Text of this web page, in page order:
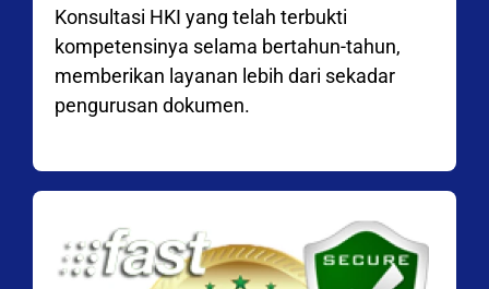
Konsultasi HKI yang telah terbukti
kompetensinya selama bertahun-tahun,
memberikan layanan lebih dari sekadar
pengurusan dokumen.